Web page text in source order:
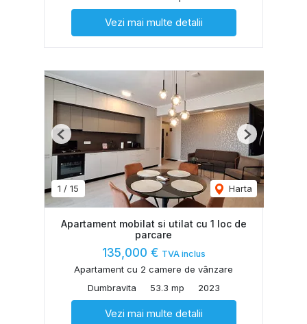
Vezi mai multe detalii
1 / 15 Harta
Previous Next
Apartament mobilat si utilat cu 1 loc de
parcare
135,000 € TVA inclus
Apartament cu 2 camere de vânzare
Dumbravita
53.3 mp 2023
Vezi mai multe detalii